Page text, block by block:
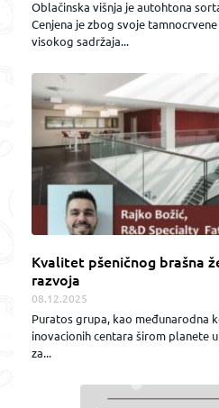
Oblačinska višnja je autohtona
Cenjena je zbog svoje
visokog sadržaja...
Kvalitet pšeničnog brašna
razvoja
08.12.2025
Puratos grupa, kao međunarodna
inovacionih centara širom planete
za...